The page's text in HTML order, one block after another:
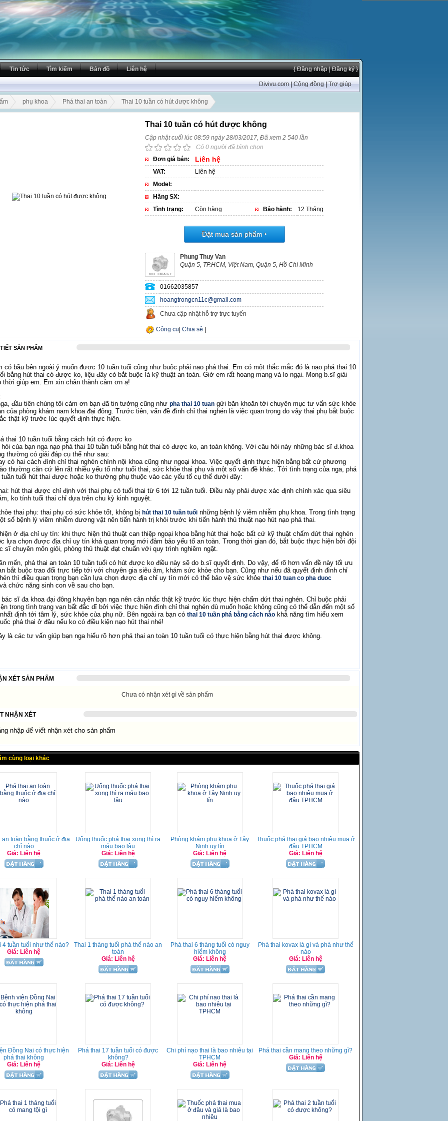
Tin tức Tìm kiếm Bản đồ Liên hệ { Đăng nhập| Đăng ký }
Divivu.com|Cộng đồng|Trợ giúp
phụ khoa Phá thai an toàn Thai 10 tuần có hút được không
Thai 10 tuần có hút được không
Cập nhật cuối lúc 08:59 ngày 28/03/2017, Đã xem 2 540 lần
Có 0 người đã bình chọn
Đơn giá bán:
Liên hệ
VAT:
Liên hệ
Model:
Hãng SX:
Tình trạng:
Còn hàng Bảo hành: 12 Tháng
Đặt mua sản phẩm ‣
Phung Thuy Van
Quận 5, TP.HCM, Việt Nam, Quận 5, Hồ Chí Minh
01662035857
hoangtrongcn11c@gmail.com
Chưa cập nhật hỗ trợ trực tuyến
Chia sẻ
Công cụ
SẢN PHẨM
có bầu bên ngoài ý muốn được 10 tuần tuổi cũng như buộc phải nạo phá thai. Em có một thắc mắc đó là nạo phá thai 10
bằng hút thai có được ko, liệu đây có bắt buộc là kỹ thuật an toàn. Giờ em rất hoang mang và lo ngại. Mong b.sĩ giải
thời giúp em. Em xin chân thành cảm ơn ạ!
đầu tiên chúng tôi cảm ơn bạn đã tin tưởng cũng như pha thai 10 tuan gửi băn khoăn tới chuyên mục tư vấn sức khỏe
của phòng khám nam khoa đại đông. Trước tiên, vấn đề đình chỉ thai nghén là việc quan trọng do vậy thai phụ bắt buộc
thật kỹ trước lúc quyết định thực hiện.
thai 10 tuần tuổi bằng cách hút có được ko
của bạn nga nạo phá thai 10 tuần tuổi bằng hút thai có được ko, an toàn không. Với câu hỏi này những bác sĩ đ.khoa
thường có giải đáp cụ thể như sau:
có hai cách đình chỉ thai nghén chính nội khoa cũng như ngoại khoa. Việc quyết định thực hiện bằng bất cứ phương
thường căn cứ lên rất nhiều yếu tố như tuổi thai, sức khỏe thai phụ và một số vấn đề khác. Tới tình trạng của nga, phá
tuần tuổi hút thai được hoặc ko thường phụ thuộc vào các yếu tố cụ thể dưới đây:
hút thai được chỉ định với thai phụ có tuổi thai từ 6 tới 12 tuần tuổi. Điều này phải được xác định chính xác qua siêu
ko tính tuổi thai chỉ dựa trên chu kỳ kinh nguyệt.
thai phụ: thai phụ có sức khỏe tốt, không bị hút thai 10 tuần tuổi những bệnh lý viêm nhiễm phụ khoa. Trong tình trạng
số bệnh lý viêm nhiễm dương vật nên tiến hành trị khỏi trước khi tiến hành thủ thuật nạo hút nạo phá thai.
ở địa chỉ uy tín: khi thực hiện thủ thuật can thiệp ngoại khoa bằng hút thai hoặc bất cứ kỹ thuật chấm dứt thai nghén
lựa chọn được địa chỉ uy tín khá quan trọng mới đảm bảo yếu tố an toàn. Trong thời gian đó, bắt buộc thực hiện bởi đội
sĩ chuyên môn giỏi, phòng thủ thuật đạt chuẩn với quy trình nghiêm ngặt.
mến, phá thai an toàn 10 tuần tuổi có hút được ko điều này sẽ do b.sĩ quyết định. Do vậy, để rõ hơn vấn đề này tối ưu
bắt buộc trao đổi trực tiếp tới với chuyên gia siêu âm, khám sức khỏe cho bạn. Cũng như nếu đã quyết định đình chỉ
thì điều quan trọng bạn cần lựa chọn được địa chỉ uy tín mới có thể bảo vệ sức khỏe thai 10 tuan co pha duoc
và chức năng sinh con về sau cho bạn.
bác sĩ đa khoa đại đông khuyên bạn nga nên cân nhắc thật kỹ trước lúc thực hiện chấm dứt thai nghén. Chỉ buộc phải
trong tình trạng vạn bất đắc dĩ bởi việc thực hiện đình chỉ thai nghén dù muốn hoặc không cũng có thể dẫn đến một số
định tới tâm lý, sức khỏe của phụ nữ. Bên ngoài ra bạn có thai 10 tuần phá bằng cách nào khả năng tìm hiểu xem
phá thai ở đâu nếu ko có điều kiện nạo hút thai nhé!
là các tư vấn giúp bạn nga hiểu rõ hơn phá thai an toàn 10 tuần tuổi có thực hiện bằng hút thai được không.
XÉT SẢN PHẨM
Chưa có nhận xét gì về sản phẩm
NHẬN XÉT
nhập để viết nhận xét cho sản phẩm
cùng loại khác
an toàn bằng thuốc ở địa
chỉ nào
Giá: Liên hệ
Uống thuốc phá thai xong thì ra
máu bao lâu
Giá: Liên hệ
Phòng khám phụ khoa ở Tây
Ninh uy tín
Giá: Liên hệ
Thuốc phá thai giá bao nhiêu mua ở
đâu TPHCM
Giá: Liên hệ
4 tuần tuổi như thế nào?
Giá: Liên hệ
Thai 1 tháng tuổi phá thế nào an
toàn
Giá: Liên hệ
Phá thai 6 tháng tuổi có nguy
hiểm không
Giá: Liên hệ
Phá thai kovax là gì và phá như thế
nào
Giá: Liên hệ
Đồng Nai có thực hiện
phá thai không
Giá: Liên hệ
Phá thai 17 tuần tuổi có được
không?
Giá: Liên hệ
Chi phí nạo thai là bao nhiêu tại
TPHCM
Giá: Liên hệ
Phá thai cần mang theo những gì?
Giá: Liên hệ